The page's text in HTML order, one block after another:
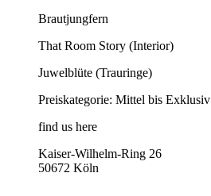
Brautjungfern
That Room Story (Interior)
Juwelblüte (Trauringe)
Preiskategorie: Mittel bis Exklusiv
find us here
Kaiser-Wilhelm-Ring 26
50672 Köln